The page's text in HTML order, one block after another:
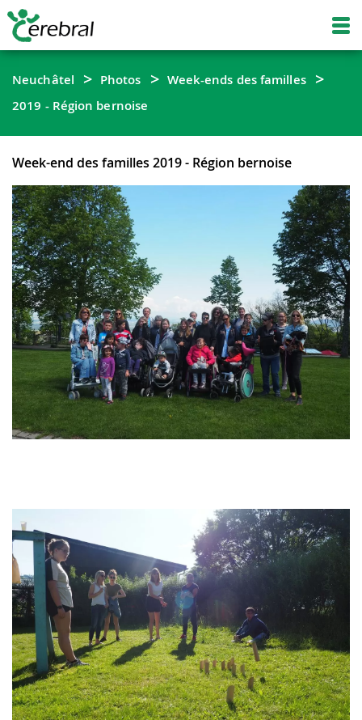
Neuchâtel Photos
Week-ends des familles
2019 - Région bernoise
Week-end des familles 2019 - Région bernoise